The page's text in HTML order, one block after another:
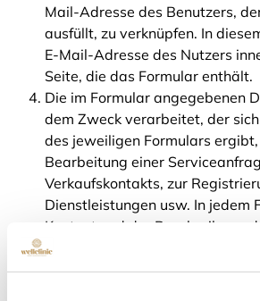
Mail-Adresse des Benutzers,
ausfüllt, zu verknüpfen. In
E-Mail-Adresse des Nutzers
Seite, die das Formular enthält.
Die im Formular angegebenen
dem Zweck verarbeitet, der
des jeweiligen Formulars ergibt,
Bearbeitung einer
Verkaufskontakts, zur
Dienstleistungen usw. In jedem
Kontext und der Beschreibung
hervor, wozu es verwendet wird.
6